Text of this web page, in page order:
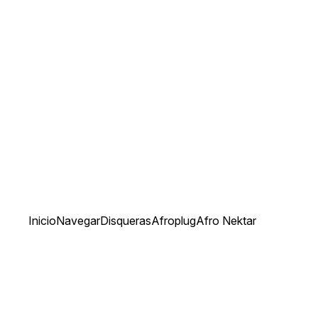
InicioNavegarDisquerasAfroplugAfro Nektar